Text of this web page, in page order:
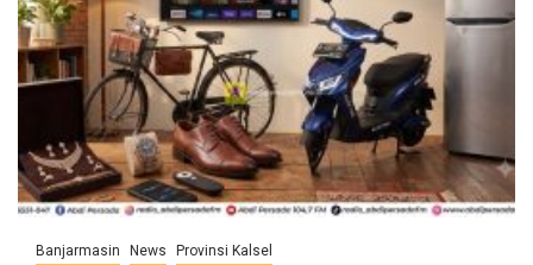
Banjarmasin News Provinsi Kalsel